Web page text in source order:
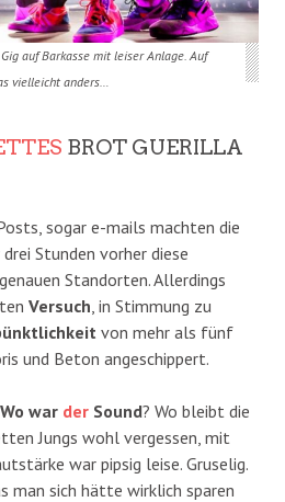
auf Barkasse mit leiser Anlage. Auf
vielleicht anders…
BROT GUERILLA
sogar e-mails machten die
Stunden vorher diese
Standorten. Allerdings
Versuch , in Stimmung zu
von mehr als fünf
und Beton angeschippert.
Wo war der Sound? Wo bleibt die
Jungs wohl vergessen, mit
war pipsig leise. Gruselig.
man sich hätte wirklich sparen